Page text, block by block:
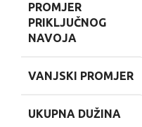
PROMJER
PRIKLJUČNOG
NAVOJA
VANJSKI PROMJER
UKUPNA DUŽINA